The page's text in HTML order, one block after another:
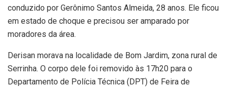
conduzido por Gerônimo Santos Almeida, 28 anos. Ele ficou
em estado de choque e precisou ser amparado por
moradores da área.
Derisan morava na localidade de Bom Jardim, zona rural de
Serrinha. O corpo dele foi removido às 17h20 para o
Departamento de Polícia Técnica (DPT) de Feira de